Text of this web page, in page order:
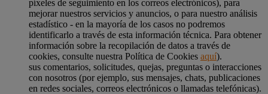
píxeles de seguimiento en los correos electrónicos), para
mejorar nuestros servicios y anuncios, o para nuestro análisis
estadístico - en la mayoría de los casos no podremos
identificarlo a través de esta información técnica. Para obtener
información sobre la recopilación de datos a través de
cookies, consulte nuestra Política de Cookies aquí).
sus comentarios, solicitudes, quejas, preguntas o interacciones
con nosotros (por ejemplo, sus mensajes, chats, publicaciones
en redes sociales, correos electrónicos o llamadas telefónicas).